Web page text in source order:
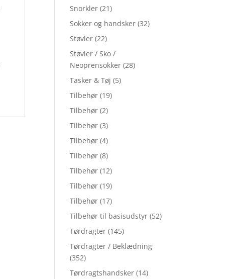
Snorkler (21)
Sokker og handsker (32)
Støvler (22)
Støvler / Sko /
Neoprensokker (28)
Tasker & Tøj (5)
Tilbehør (19)
Tilbehør (2)
Tilbehør (3)
Tilbehør (4)
Tilbehør (8)
Tilbehør (12)
Tilbehør (19)
Tilbehør (17)
Tilbehør til basisudstyr (52)
Tørdragter (145)
Tørdragter / Beklædning
(352)
Tørdragtshandsker (14)